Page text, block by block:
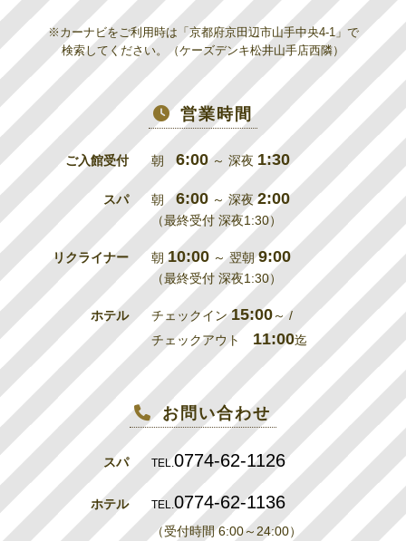
※カーナビをご利用時は「京都府京田辺市山手中央4-1」で
検索してください。（ケーズデンキ松井山手店西隣）
営業時間
ご入館受付 朝 6:00～ 深夜 1:30
スパ 朝 6:00 ～ 深夜2:00
（最終受付 深夜1:30）
リクライナー 朝 10:00 ～ 翌朝9:00
（最終受付 深夜1:30）
ホテル チェックイン15:00～ /
チェックアウト 11:00迄
お問い合わせ
スパ TEL.0774-62-1126
ホテル TEL.0774-62-1136
（受付時間 6:00～24:00）